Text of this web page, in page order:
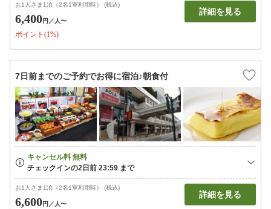
お1人さま1泊（2名1室利用時） (税込)
6,400円 ／人〜
ポイント(1%)
詳細を見る
7日前までのご予約でお得に宿泊♪朝食付
お1人さま1泊（2名1室利用時） (税込)
6,600円 ／人〜
詳細を見る